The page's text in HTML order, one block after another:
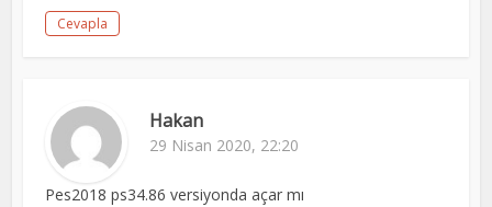
Cevapla
Hakan
29 Nisan 2020, 22:20
Pes2018 ps34.86 versiyonda açar mı